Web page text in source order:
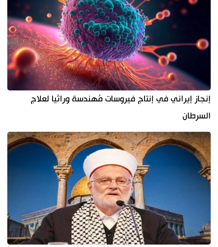
إنجاز إيراني في إنتاج فيروسات مُهندسة وراثيا لعلاج
السرطان